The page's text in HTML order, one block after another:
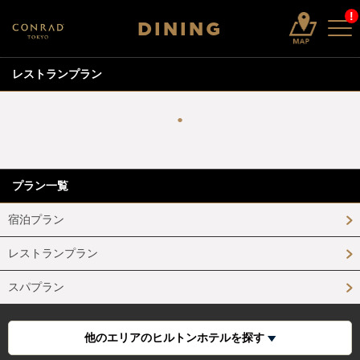
DINING
!
レストランプラン
プラン一覧
宿泊プラン
レストランプラン
スパプラン
他のエリアのヒルトンホテルを探す